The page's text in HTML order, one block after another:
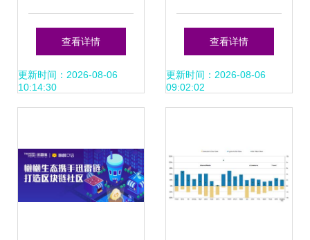
互联网技术开发的
核心领域
查看详情
更新时间：2026-08-06
10:14:30
受欢迎的诸多缘由
探讨资料已完善补
础）。实际可通过
薪资待遇、门槛起
查看详情
更新时间：2026-08-06
09:02:02